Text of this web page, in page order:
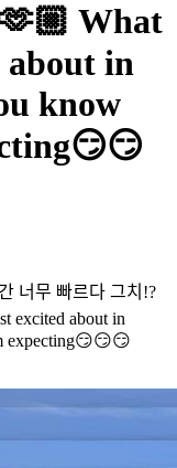
What
about in
know
너무 빠르다 그치!?
excited about in
expecting😏😏😏